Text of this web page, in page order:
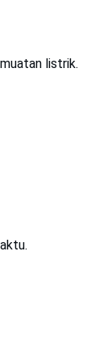
listrik.